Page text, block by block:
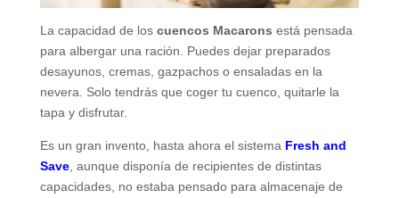
La capacidad de los cuencos Macarons está pensada
para albergar una ración. Puedes dejar preparados
desayunos, cremas, gazpachos o ensaladas en la
nevera. Solo tendrás que coger tu cuenco, quitarle la
tapa y disfrutar.
Es un gran invento, hasta ahora el sistema Fresh and
Save, aunque disponía de recipientes de distintas
capacidades, no estaba pensado para almacenaje de